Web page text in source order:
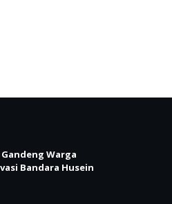
Warga
Bandara Husein